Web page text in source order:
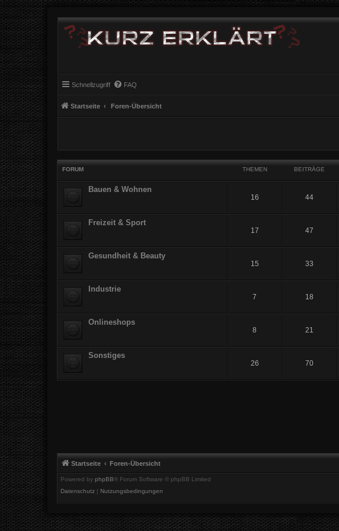
Schnellzugriff FAQ
Startseite Foren-Übersicht
FORUM THEMEN BEITRÄGE
Bauen & Wohnen
16 44
Freizeit & Sport
17 47
Gesundheit & Beauty
15 33
Industrie
7 18
Onlineshops
8 21
Sonstiges
26 70
Startseite Foren-Übersicht
Powered by phpBB® Forum Software © phpBB Limited
Datenschutz | Nutzungsbedingungen